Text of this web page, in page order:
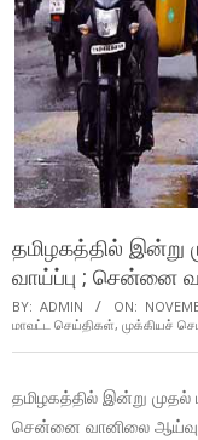
தமிழகத்தில் இன்று
வாய்ப்பு ; சென்னை
BY: ADMIN ON:
மாவட்ட செய்திகள், முக்கியச்
தமிழகத்தில் இன்று முதல்
சென்னை வானிலை ஆய்வு